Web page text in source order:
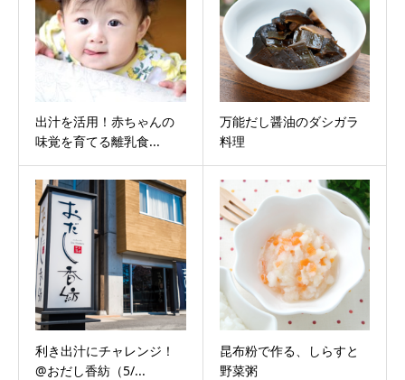
出汁を活用！赤ちゃんの
味覚を育てる離乳食...
万能だし醤油のダシガラ
料理
利き出汁にチャレンジ！
@おだし香紡（5/...
昆布粉で作る、しらすと
野菜粥